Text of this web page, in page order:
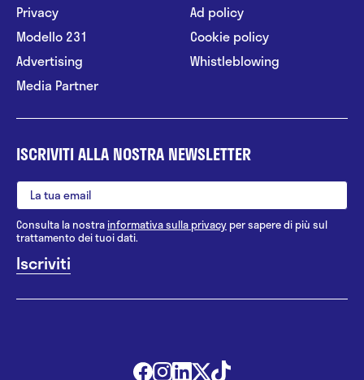
Privacy
Modello 231
Advertising
Media Partner
Ad policy
Cookie policy
Whistleblowing
ISCRIVITI ALLA NOSTRA NEWSLETTER
Consulta la nostrainformativa sulla privacy per sapere di più sul
trattamento dei tuoi dati.